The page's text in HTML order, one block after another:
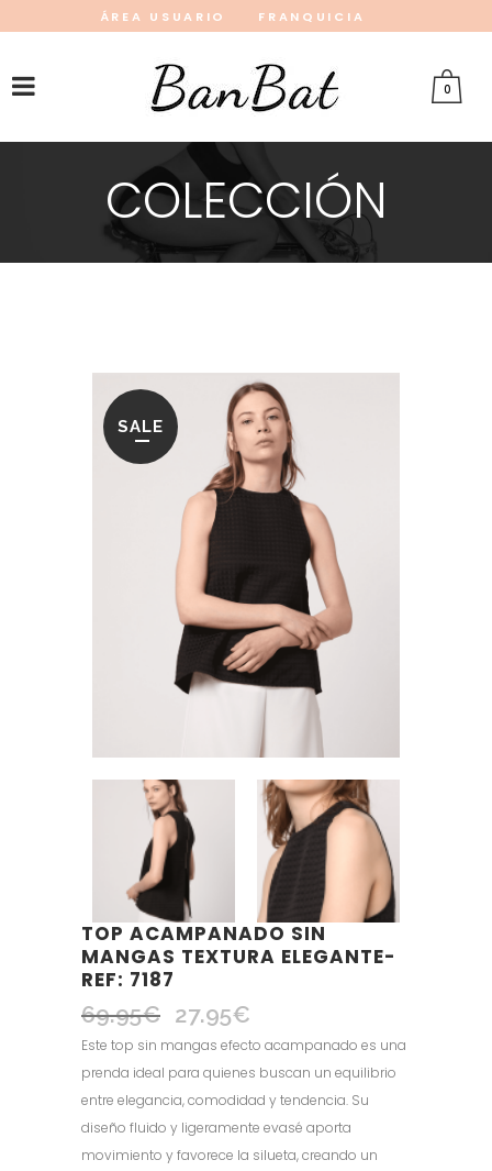
ÁREA USUARIO
FRANQUICIA
0
COLECCIÓN
SALE
TOP ACAMPANADO SIN
MANGAS TEXTURA ELEGANTE-
REF: 7187
69.95€
El
precio
original
era:
69.95€.
27.95€
precio
actual
es:
27.95€.
Este top sin mangas efecto acampanado es una
prenda ideal para quienes buscan un equilibrio
entre elegancia, comodidad y tendencia. Su
diseño fluido y ligeramente evasé aporta
movimiento y favorece la silueta, creando un